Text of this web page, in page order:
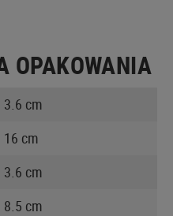
OPAKOWANIA
3.6 cm
16 cm
3.6 cm
8.5 cm